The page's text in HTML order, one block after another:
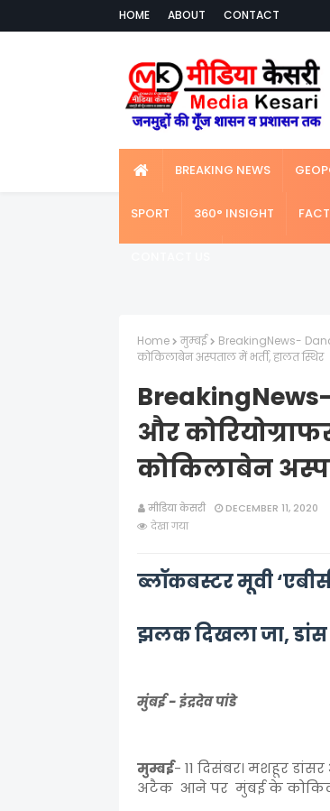
HOME ABOUT CONTACT
BREAKING NEWS
SPORT 360° INSIGHT
Home मुम्बई
BreakingNews-
कोकिलाबेन अस्पताल में भर्ती, हालत स्थिर
और
कोकिलाबेन
मीडिया केसरी
DECEMBER 11, 2020
देखा गया
ब्लॉकबस्टर मूवी
झलक दिखला जा,
मुंबई - इंद्रदेव पांडे
मुम्बई- 11 दिसंबर। मशहूर
अटैक आने पर मुंबई के